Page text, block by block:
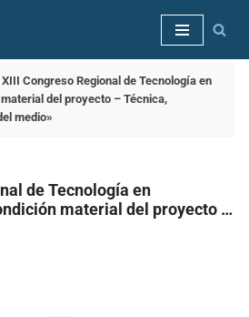
XIII Congreso Regional de Tecnología en
del proyecto – Técnica,
medio»
de Tecnología en
material del proyecto –